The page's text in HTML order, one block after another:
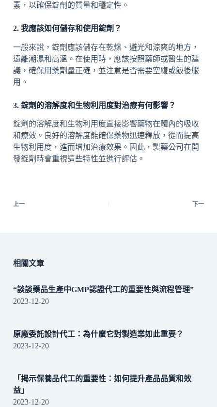
素，以確保錠劑的質量和穩定性。
2. 我應該如何儲存和使用錠劑？
一般來說，錠劑應該儲存在乾燥、避光和涼爽的地方，
遠離潮濕和高溫。在使用時，應該按照藥師或醫生的建
議，確保用藥劑量正確，並注意是否需要空腹或飯後服
用。
3. 錠劑的溶解度和生物利用度對治療有何影響？
錠劑的溶解度和生物利用度直接影響藥物在體內的吸收
和療效。良好的溶解度能確保藥物迅速釋放，從而提高
生物利用度，進而增加治療效果。因此，製藥公司在開
發錠劑時會重視這些特性並進行評估。
上一 下一
相關文章
“談談藥品生產中GMP認證代工的重要性與流程管理”
2023-12-20
原廠委託設計代工：為什麼它對製造業如此重要？
2023-12-20
「揭示保養品代工的重要性：如何提升產品品質和效
益」
2023-12-20